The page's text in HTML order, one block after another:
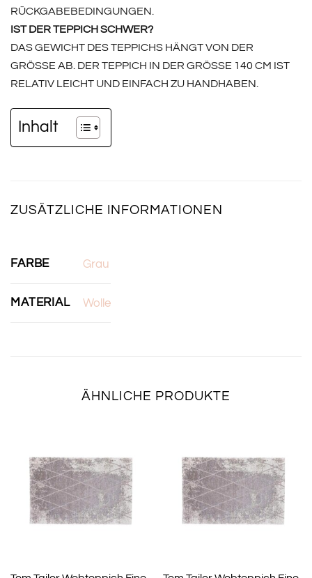
RÜCKGABEBEDINGUNGEN.
IST DER TEPPICH SCHWER?
DAS GEWICHT DES TEPPICHS HÄNGT VON DER
GRÖSSE AB. DER TEPPICH IN DER GRÖSSE 140 CM IST RE
LATIV LEICHT UND EINFACH ZU HANDHABEN.
Inhalt
ZUSÄTZLICHE INFORMATIONEN
FARBE Grau
MATERIAL Wolle
ÄHNLICHE PRODUKTE